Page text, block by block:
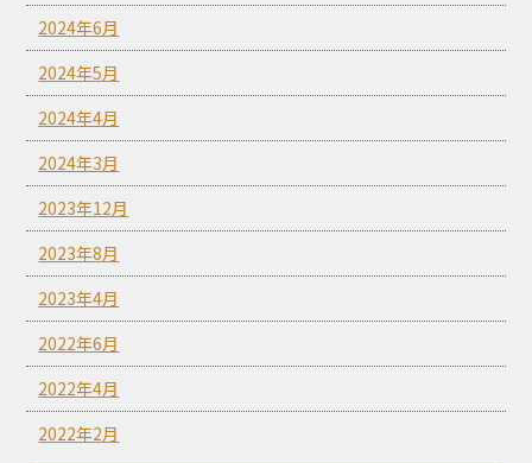
2024年6月
2024年5月
2024年4月
2024年3月
2023年12月
2023年8月
2023年4月
2022年6月
2022年4月
2022年2月